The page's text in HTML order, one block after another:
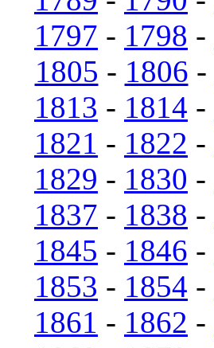
1797 - 1798 -
1805 - 1806 -
1813 - 1814 -
1821 - 1822 -
1829 - 1830 -
1837 - 1838 -
1845 - 1846 -
1853 - 1854 -
1861 - 1862 -